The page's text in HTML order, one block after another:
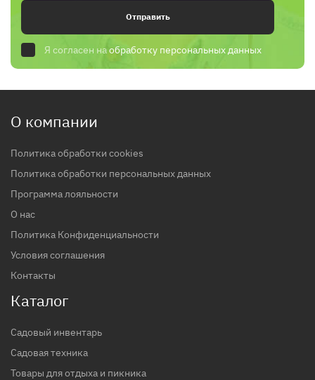
Отправить
Я согласен наобработку персональных данных
О компании
Политика обработки cookies
Политика обработки персональных данных
Программа лояльности
О нас
Политика Конфиденциальности
Условия соглашения
Контакты
Каталог
Садовый инвентарь
Садовая техника
Товары для отдыха и пикника